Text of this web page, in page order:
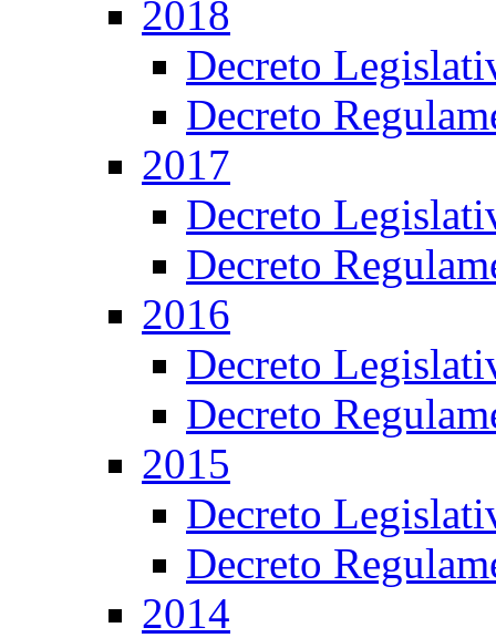
2018
Decreto
Decreto
2017
Decreto
Decreto
2016
Decreto
Decreto
2015
Decreto
Decreto
2014